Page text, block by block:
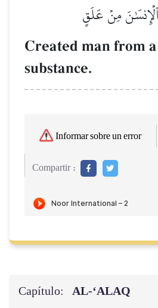
مِنۡ عَلَقٍ
Created man from
substance.
Informar sobre un error
Compartir :
Capítulo: AL‑‘ALAQ